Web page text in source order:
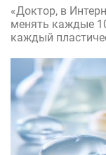
«Доктор, в
менять каждые
каждый